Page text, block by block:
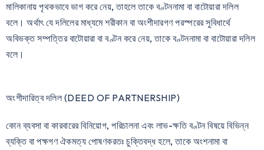
মালিকানায় পৃথকভাবে ভাগ করে নেয়, তাহলে তাকে বণ্টননামা বা বাটোয়ারা দলিল
বলে। অর্থাৎ যে দলিলের মাধ্যমে শরীকান বা অংশীদারগণ পরস্পরের সুবিধার্থে
অবিভক্ত সম্পত্তির বাটোয়ারা বা বণ্টন করে নেয়, তাকে বণ্টননামা বা বাটোয়ারা দলিল
বলে।
অংশীদারিত্ব দলিল (DEED OF PARTNERSHIP)
কোন ব্যবসা বা কারবারের বিনিয়োগ, পরিচালনা এবং লাভ-ক্ষতি বণ্টন বিষয়ে বিভিন্ন
ব্যক্তি বা পক্ষগণ ঐকমত্য পোষণকরতঃ চুক্তিবদ্ধ হলে, তাকে অংশনামা বা